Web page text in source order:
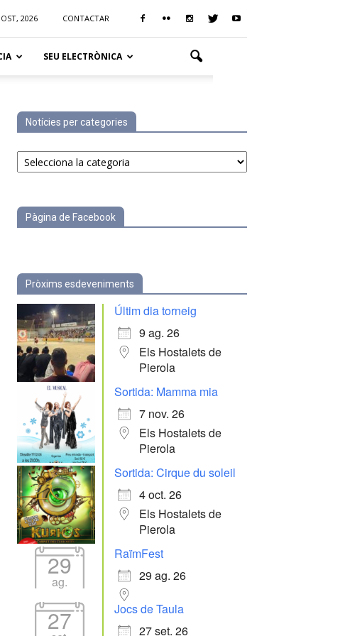
2026 CONTACTAR
SEU ELECTRÒNICA
Notícies per categories
Notícies
per
Pàgina de Facebook
Pròxims esdeveniments
Últim dia torneig
9 ag. 26
Els Hostalets de
Pierola
Sortida: Mamma mia
7 nov. 26
Els Hostalets de
Pierola
Sortida: Cirque du soleil
4 oct. 26
Els Hostalets de
Pierola
29
ag.
RaïmFest
29 ag. 26
27
Jocs de Taula
27 set. 26